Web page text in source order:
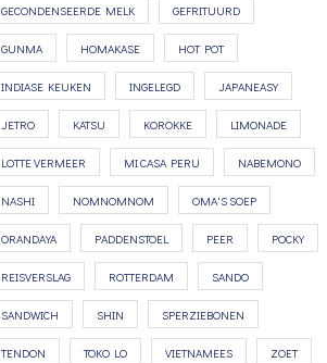
GECONDENSEERDE MELK GEFRITUURD
GUNMA HOMAKASE HOT POT
INDIASE KEUKEN INGELEGD JAPANEASY
JETRO KATSU KOROKKE LIMONADE
LOTTE VERMEER MI CASA PERU NABEMONO
NASHI NOMNOMNOM OMA'S SOEP
ORANDAYA PADDENSTOEL PEER POCKY
REISVERSLAG ROTTERDAM SANDO
SANDWICH SHIN SPERZIEBONEN
TENDON TOKO LO VIETNAMEES ZOET